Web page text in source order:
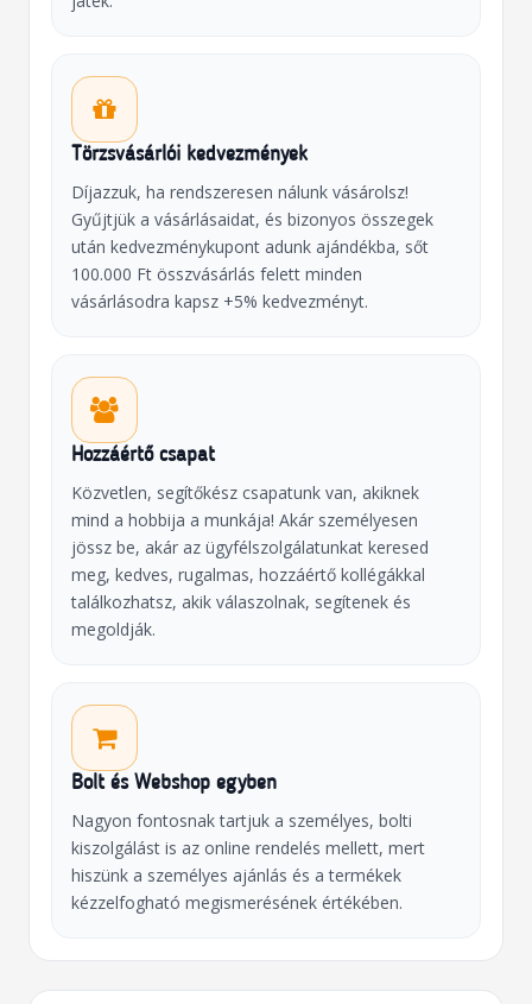
Törzsvásárlói kedvezmények
Díjazzuk, ha rendszeresen nálunk vásárolsz!
Gyűjtjük a vásárlásaidat, és bizonyos összegek
után kedvezménykupont adunk ajándékba, sőt
100.000 Ft összvásárlás felett minden
vásárlásodra kapsz +5% kedvezményt.
Hozzáértő csapat
Közvetlen, segítőkész csapatunk van, akiknek
mind a hobbija a munkája! Akár személyesen
jössz be, akár az ügyfélszolgálatunkat keresed
meg, kedves, rugalmas, hozzáértő kollégákkal
találkozhatsz, akik válaszolnak, segítenek és
megoldják.
Bolt és Webshop egyben
Nagyon fontosnak tartjuk a személyes, bolti
kiszolgálást is az online rendelés mellett, mert
hiszünk a személyes ajánlás és a termékek
kézzelfogható megismerésének értékében.